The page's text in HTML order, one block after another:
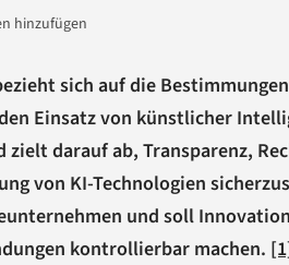
hinzufügen
sich auf die
Einsatz von künstlicher
zielt darauf ab, Transparenz,
von KI-Technologien
und soll
kontrollierbar machen.